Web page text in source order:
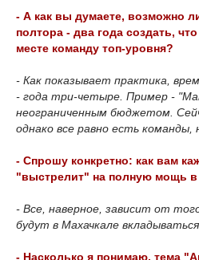
- А как вы думаете, возможно
полтора - два года создать,
месте команду топ-уровня?
- Как показывает практика,
- года три-четыре. Пример -
неограниченным бюджетом.
однако все равно есть команды,
- Спрошу конкретно: как вам
"выстрелит" на полную мощь
- Все, наверное, зависит от
будут в Махачкале
- Насколько я понимаю, тема